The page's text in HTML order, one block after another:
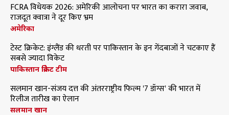
FCRA विधेयक 2026: अमेरिकी आलोचना पर भारत का करारा जवाब,
राजदूत क्वात्रा ने दूर किए भ्रम
अमेरिका
टेस्ट क्रिकेट: इंग्लैंड की धरती पर पाकिस्तान के इन गेंदबाजों ने चटकाए हैं
सबसे ज्यादा विकेट
पाकिस्तान क्रिकेट टीम
सलमान खान-संजय दत्त की अंतरराष्ट्रीय फिल्म '7 डॉग्स' की भारत में
रिलीज तारीख का ऐलान
सलमान खान